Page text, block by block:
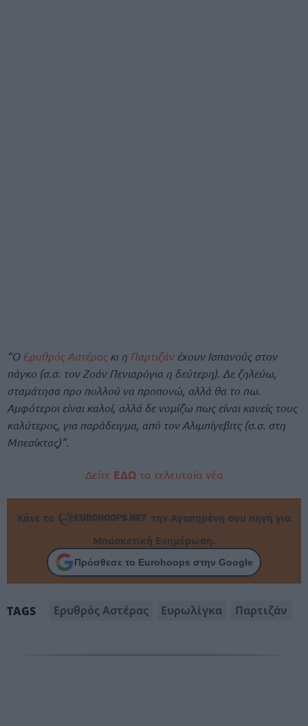
“Ο Ερυθρός Αστέραςκι η Παρτιζάνέχουν Ισπανούς στον
πάγκο (σ.σ. τον Ζοάν Πενιαρόγια η δεύτερη). Δε ζηλεύω,
σταμάτησα προ πολλού να προπονώ, αλλά θα το πω.
Αμφότεροι είναι καλοί, αλλά δε νομίζω πως είναι κανείς τους
καλύτερος, για παράδειγμα, από τον Αλιμπίγεβιτς (σ.σ. στη
Μπεσίκτας)”.
Δείτε ΕΔΩ τα τελευταία νέα
Κάνε το
την Αγαπημένη σου πηγή για
Μπασκετική Ενημέρωση.
Πρόσθεσε το Eurohoops στην Google
TAGS Ερυθρός Αστέρας Ευρωλίγκα Παρτιζάν